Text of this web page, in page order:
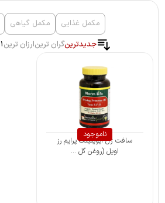
مکمل غذایی مکمل گیاهی
جدیدترینگران ترینارزان ترین1 کالا
ناموجود
سافت ژل ایوینینگ پرایم رز
اویل (روغن گل ...